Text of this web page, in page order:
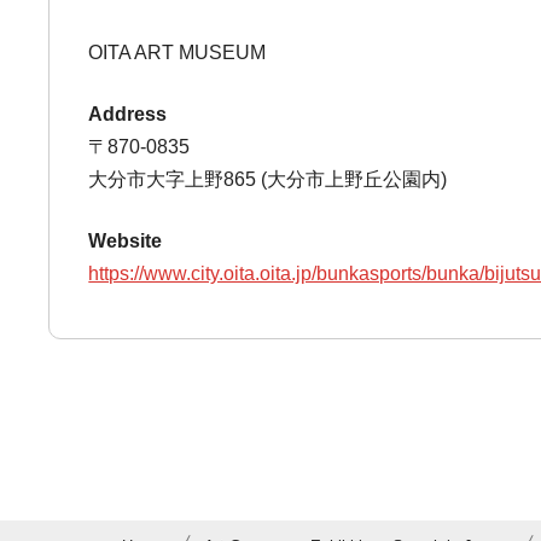
OITA ART MUSEUM
Address
〒870-0835
大分市大字上野865 (大分市上野丘公園内)
Website
https://www.city.oita.oita.jp/bunkasports/bunka/